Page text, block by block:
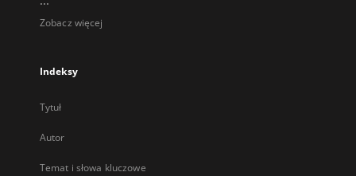
Zobacz więcej
Indeksy
Tytuł
Autor
Temat i słowa kluczowe